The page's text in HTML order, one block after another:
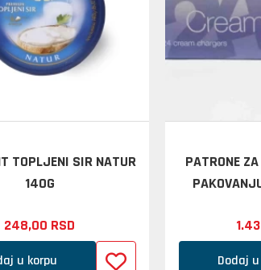
TOPLJENI SIR NATUR
140G
248,00 RSD
u korpu
PATRONE
Dodaj